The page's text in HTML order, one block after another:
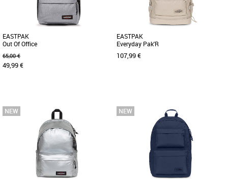
EASTPAK
Out Of Office
65,00 €
49,99 €
Nouvelle collection Eastpak
Sac au design épuré, il conviendra pour
le travail comme pour les loisirs grâce à
son compartiment [...]
EASTPAK
Everyday Pak'R
107,99 €
Nouvelle collection Eastpak
Découvrez le sac à dos Eastpak
Everyday Pak'R, un compagnon idéal
pour vos journées printanières [...]